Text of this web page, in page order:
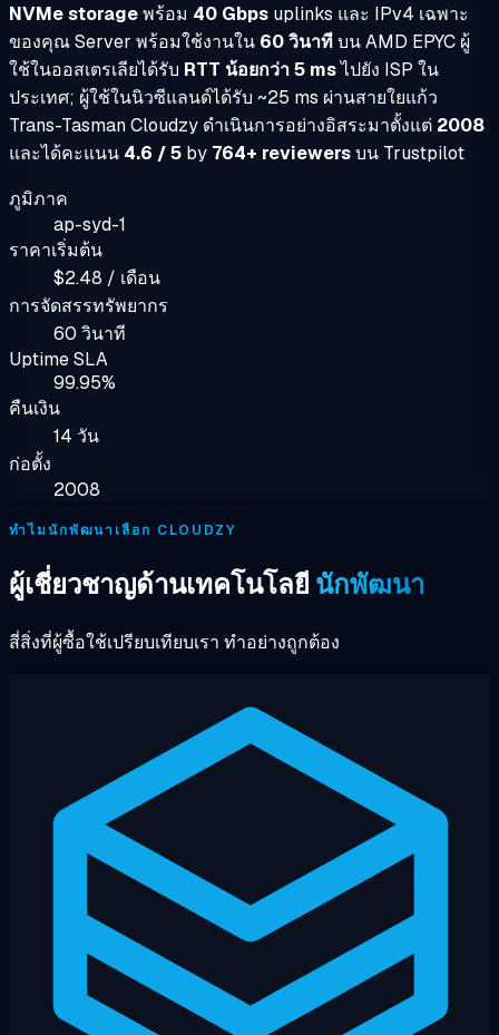
NVMe storageพร้อม 40 Gbps uplinks และ IPv4 เฉพาะ
ของคุณ Server พร้อมใช้งานใน 60 วินาทีบน AMD EPYC ผู้
ใช้ในออสเตรเลียได้รับ RTT น้อยกว่า 5 msไปยัง ISP ใน
ประเทศ; ผู้ใช้ในนิวซีแลนด์ได้รับ ~25 ms ผ่านสายใยแก้ว
Trans-Tasman Cloudzy ดำเนินการอย่างอิสระมาตั้งแต่ 2008
และได้คะแนน 4.6 / 5 by 764+ reviewersบน Trustpilot
ภูมิภาค
ap-syd-1
ราคาเริ่มต้น
$2.48 / เดือน
การจัดสรรทรัพยากร
60 วินาที
Uptime SLA
99.95%
คืนเงิน
14 วัน
ก่อตั้ง
2008
ทำไมนักพัฒนาเลือก CLOUDZY
ผู้เชี่ยวชาญด้านเทคโนโลยี นักพัฒนา
สี่สิ่งที่ผู้ซื้อใช้เปรียบเทียบเรา ทำอย่างถูกต้อง